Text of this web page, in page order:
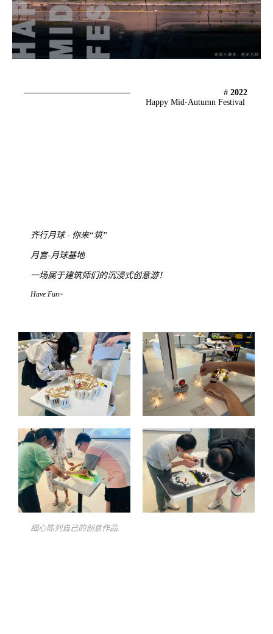
#2022
Happy Mid-Autumn Festival
齐行月球 · 你来“筑”
月宫-月球基地
一场属于建筑师们的沉浸式创意游！
Have Fun~
细心陈列自己的创意作品.